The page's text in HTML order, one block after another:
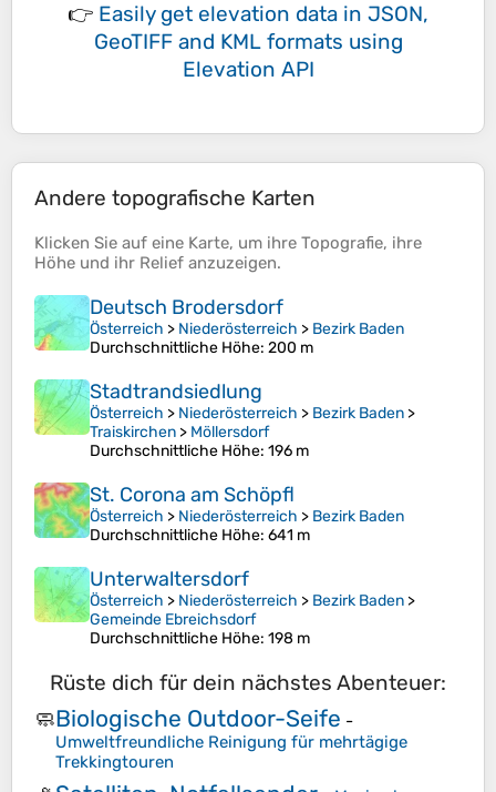
👉 Easily get elevation data in JSON,
GeoTIFF and KML formats using
Elevation API
Andere topografische Karten
Klicken Sie auf eine Karte, um ihre Topografie, ihre
Höhe und ihr Relief anzuzeigen.
Deutsch Brodersdorf
Österreich > Niederösterreich > Bezirk Baden
Durchschnittliche Höhe: 200 m
Stadtrandsiedlung
Österreich > Niederösterreich > Bezirk Baden >
Traiskirchen > Möllersdorf
Durchschnittliche Höhe: 196 m
St. Corona am Schöpfl
Österreich > Niederösterreich > Bezirk Baden
Durchschnittliche Höhe: 641 m
Unterwaltersdorf
Österreich > Niederösterreich > Bezirk Baden >
Gemeinde Ebreichsdorf
Durchschnittliche Höhe: 198 m
Rüste dich für dein nächstes Abenteuer:
🧼Biologische Outdoor-Seife -
Umweltfreundliche Reinigung für mehrtägige
Trekkingtouren